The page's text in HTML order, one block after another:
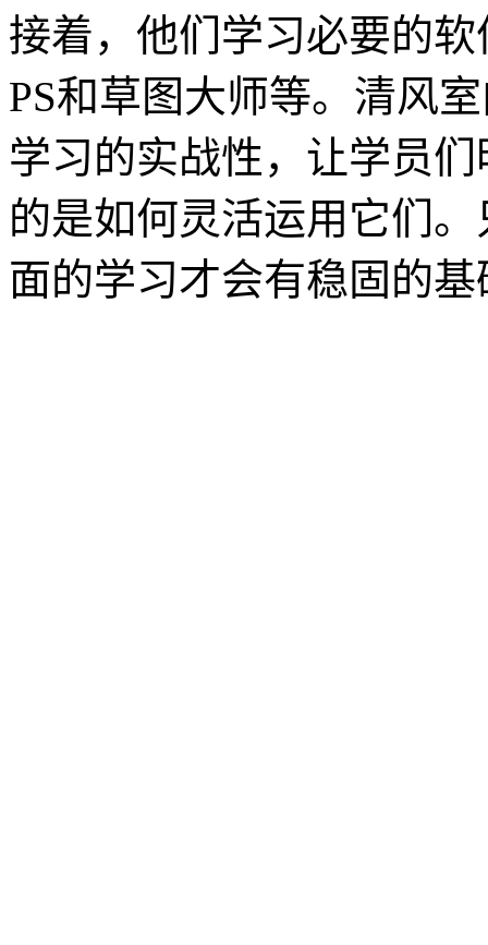
接着，他们学习必要的
PS和草图大师等。清风
学习的实战性，让学员
的是如何灵活运用它们
面的学习才会有稳固的基